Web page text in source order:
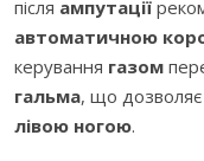
після ампутації
автоматичною
керування газом
гальма, що дозволяє
лівою ногою.